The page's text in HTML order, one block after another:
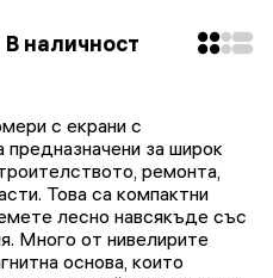
В наличност
с екрани с
за широк
ремонта,
Това са компактни
лесно навсякъде със
Много от нивелирите
основа, които